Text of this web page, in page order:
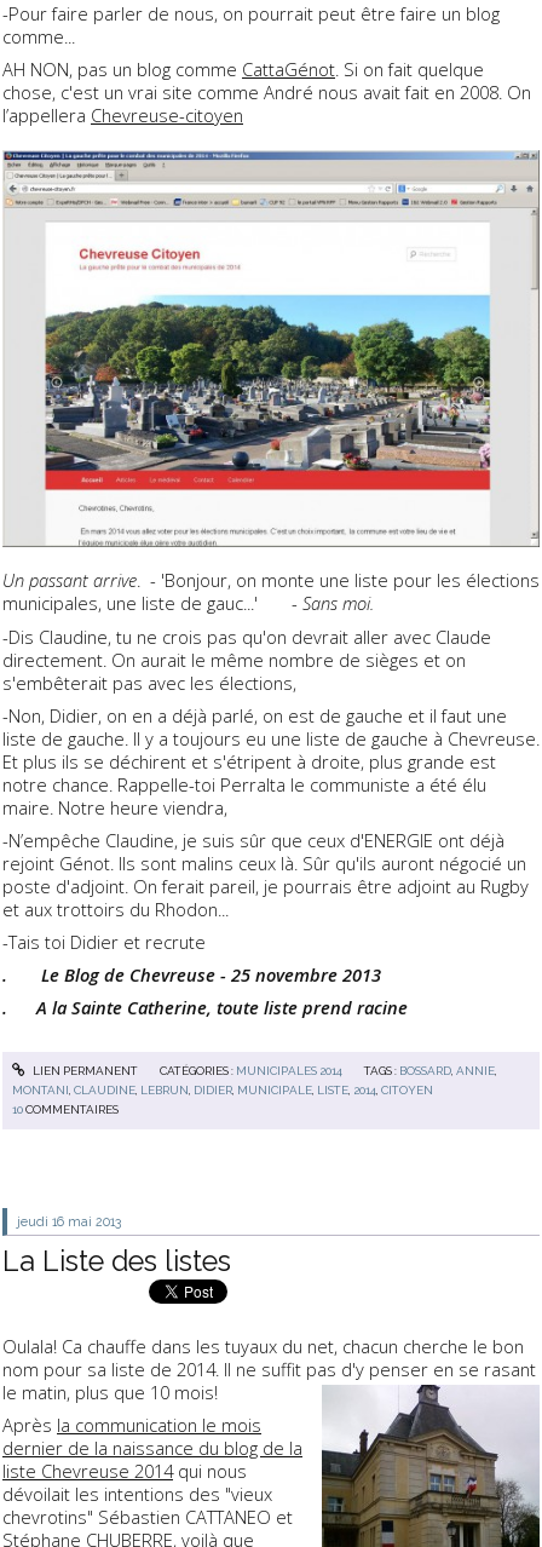
-Pour faire parler de nous, on pourrait peut être faire un blog
comme...
AH NON, pas un blog comme CattaGénot. Si on fait quelque
chose, c'est un vrai site comme André nous avait fait en 2008. On
l’appellera Chevreuse-citoyen
Un passant arrive. - 'Bonjour, on monte une liste pour les élections
municipales, une liste de gauc...' - Sans moi.
-Dis Claudine, tu ne crois pas qu'on devrait aller avec Claude
directement. On aurait le même nombre de sièges et on
s'embêterait pas avec les élections,
-Non, Didier, on en a déjà parlé, on est de gauche et il faut une
liste de gauche. Il y a toujours eu une liste de gauche à Chevreuse.
Et plus ils se déchirent et s'étripent à droite, plus grande est
notre chance. Rappelle-toi Perralta le communiste a été élu
maire. Notre heure viendra,
-N’empêche Claudine, je suis sûr que ceux d'ENERGIE ont déjà
rejoint Génot. Ils sont malins ceux là. Sûr qu'ils auront négocié un
poste d'adjoint. On ferait pareil, je pourrais être adjoint au Rugby
et aux trottoirs du Rhodon...
-Tais toi Didier et recrute
. Le Blog de Chevreuse - 25 novembre 2013
. A la Sainte Catherine, toute liste prend racine
LIEN PERMANENT CATÉGORIES : MUNICIPALES 2014 TAGS : BOSSARD ,ANNIE
MONTANI ,CLAUDINE LEBRUN DIDIER MUNICIPALE LISTE 2014 ,CITOYEN
10COMMENTAIRES
jeudi 16 mai 2013
La Liste des listes
Oulala! Ca chauffe dans les tuyaux du net, chacun cherche le bon
nom pour sa liste de 2014. Il ne suffit pas d'y penser en se rasant
le matin, plus que 10 mois!
Après la communication le mois
dernier de la naissance du blog de la
liste Chevreuse 2014qui nous
dévoilait les intentions des "vieux
chevrotins" Sébastien CATTANEO et
Stéphane CHUBERRE, voilà que